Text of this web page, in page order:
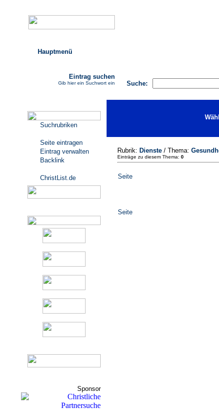
Hauptmenü
Suche:
Eintrag suchen
Gib hier ein Suchwort ein
Suchrubriken
Seite eintragen
Eintrag verwalten
Backlink
ChristList.de
Sponsor
Rubrik: Dienste/ Thema:
Einträge zu diesem Thema: 0
Seite
Seite